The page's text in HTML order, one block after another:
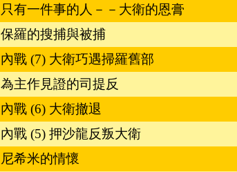
只有一件事的人－－大衛的恩膏
保羅的搜捕與被捕
內戰 (7) 大衛巧遇掃羅舊部
為主作見證的司提反
內戰 (6) 大衛撤退
內戰 (5) 押沙龍反叛大衛
尼希米的情懷